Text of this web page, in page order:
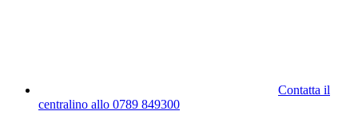
Contatta il
centralino allo 0789 849300